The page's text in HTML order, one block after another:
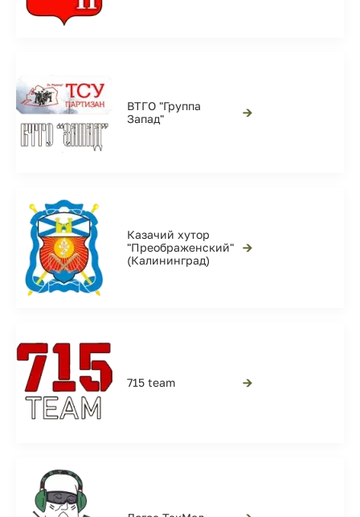
ВТГО "Группа
Запад"
→
Казачий хутор
"Преображенский"
(Калининград)
→
715 team →